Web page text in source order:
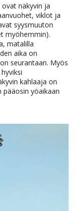
näkyvin ja
viklot ja
syysmuuton
myöhemmin).
matalilla
aika on
seurantaan. Myös
kahlaaja on
pääosin yöaikaan